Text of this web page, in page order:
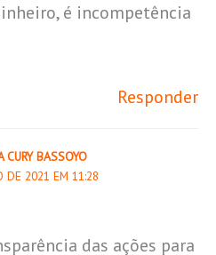
é incompetência
Responder
CURY BASSOYO
DE 2021 EM 11:28
das ações para